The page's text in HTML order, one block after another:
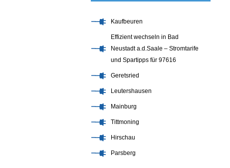
Kaufbeuren
Effizient wechseln in Bad
Neustadt a.d.Saale – Stromtarife
und Spartipps für 97616
Geretsried
Leutershausen
Mainburg
Tittmoning
Hirschau
Parsberg